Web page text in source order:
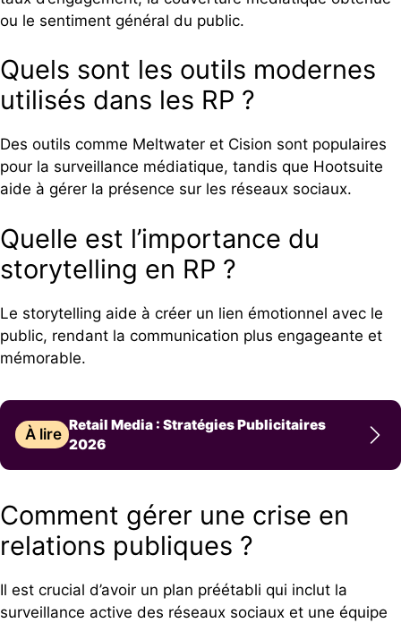
ou le sentiment général du public.
Quels sont les outils modernes
utilisés dans les RP ?
Des outils comme Meltwater et Cision sont populaires
pour la surveillance médiatique, tandis que Hootsuite
aide à gérer la présence sur les réseaux sociaux.
Quelle est l’importance du
storytelling en RP ?
Le storytelling aide à créer un lien émotionnel avec le
public, rendant la communication plus engageante et
mémorable.
À lire
Retail Media : Stratégies Publicitaires
2026
Comment gérer une crise en
relations publiques ?
Il est crucial d’avoir un plan préétabli qui inclut la
surveillance active des réseaux sociaux et une équipe